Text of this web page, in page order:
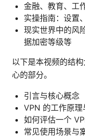
金融、教育、工
实操指南：设置
现实世界中的风
据加密等级等
以下是本视频的结
心的部分。
引言与核心概念
VPN 的工作原理
如何评估一个
常见使用场景与